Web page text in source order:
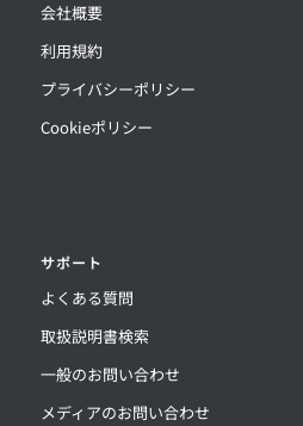
会社概要
利用規約
プライバシーポリシー
Cookieポリシー
サポート
よくある質問
取扱説明書検索
一般のお問い合わせ
メディアのお問い合わせ